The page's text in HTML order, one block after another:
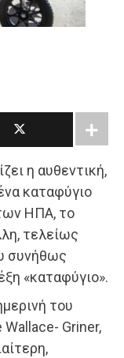
η αυθεντική,
καταφύγιο
ΗΠΑ, το
τελείως
συνήθως
«καταφύγιο».
του
Griner,